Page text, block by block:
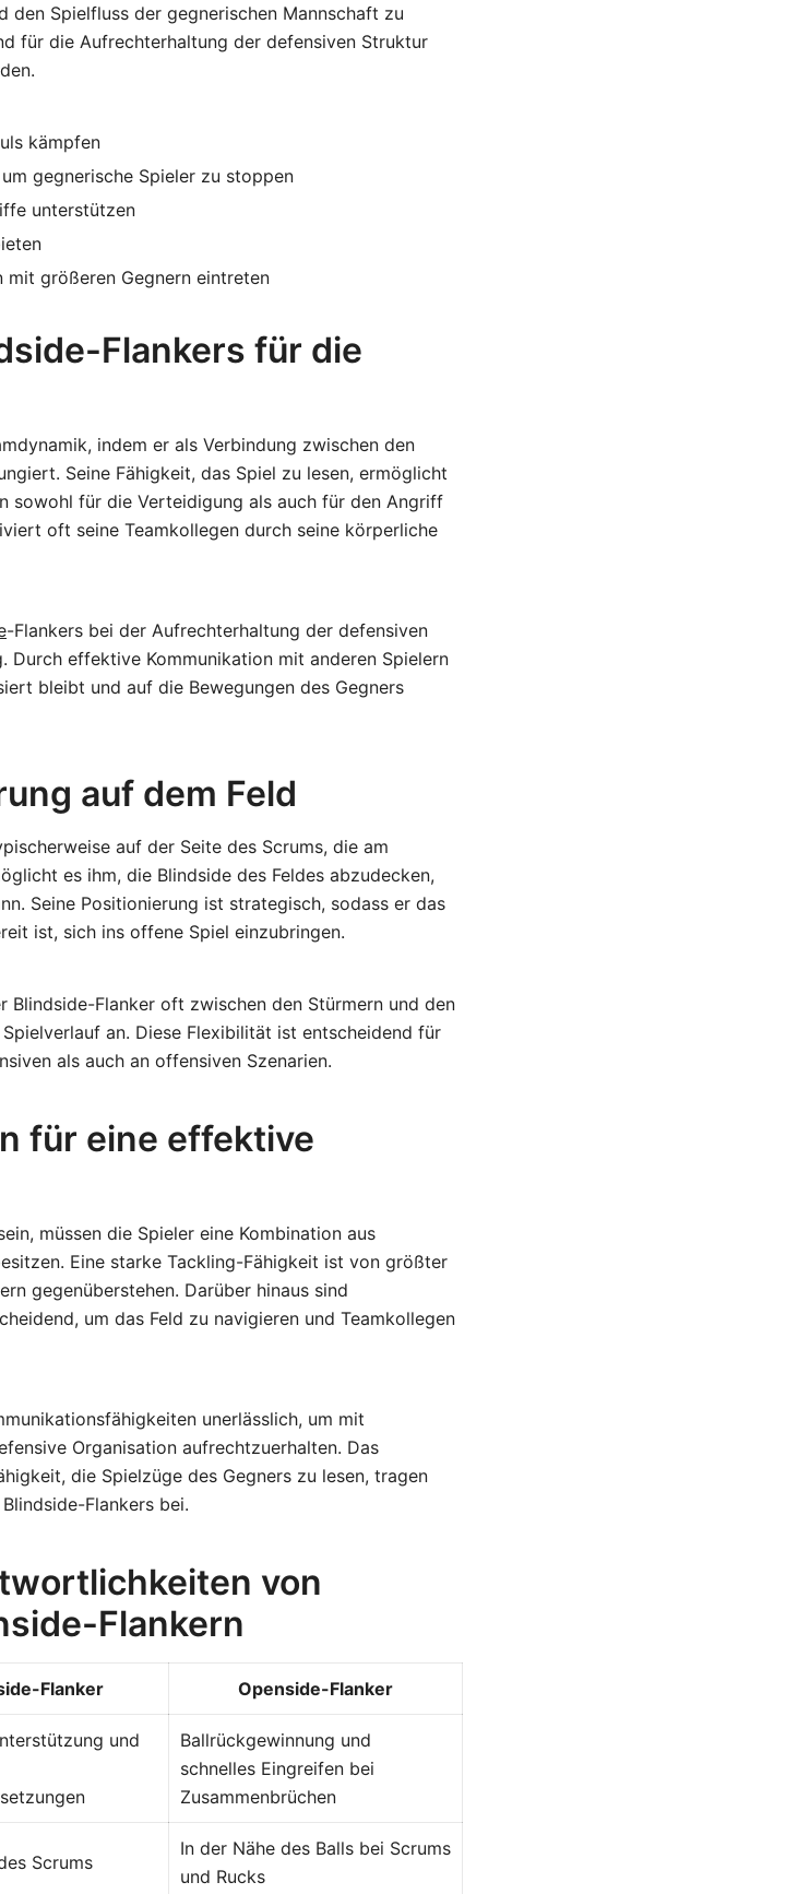
den Spielfluss der gegnerischen Mannschaft zu
für die Aufrechterhaltung der defensiven Struktur
kämpfen
gegnerische Spieler zu stoppen
unterstützen
mit größeren Gegnern eintreten
Flankers für die
indem er als Verbindung zwischen den
Seine Fähigkeit, das Spiel zu lesen, ermöglicht
sowohl für die Verteidigung als auch für den Angriff
oft seine Teamkollegen durch seine körperliche
-Flankers bei der Aufrechterhaltung der defensiven
Durch effektive Kommunikation mit anderen Spielern
bleibt und auf die Bewegungen des Gegners
auf dem Feld
auf der Seite des Scrums, die am
es ihm, die Blindside des Feldes abzudecken,
Seine Positionierung ist strategisch, sodass er das
ist, sich ins offene Spiel einzubringen.
Blindside-Flanker oft zwischen den Stürmern und den
an. Diese Flexibilität ist entscheidend für
als auch an offensiven Szenarien.
für eine effektive
müssen die Spieler eine Kombination aus
Eine starke Tackling-Fähigkeit ist von größter
gegenüberstehen. Darüber hinaus sind
um das Feld zu navigieren und Teamkollegen
unerlässlich, um mit
Organisation aufrechtzuerhalten. Das
die Spielzüge des Gegners zu lesen, tragen
Flankers bei.
von
Flankern
Flanker Openside-Flanker
und
Ballrückgewinnung und
schnelles Eingreifen bei
Zusammenbrüchen
Scrums
In der Nähe des Balls bei Scrums
und Rucks